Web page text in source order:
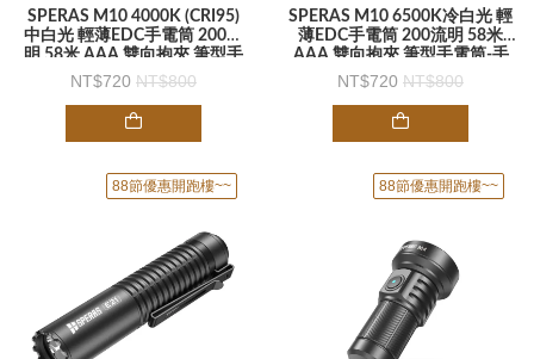
SPERAS M10 4000K (CRI95)
中白光 輕薄EDC手電筒 200流
明 58米 AAA 雙向抱夾 筆型手
電筒-手電筒
720 800
SPERAS M10 6500K冷白光 輕
薄EDC手電筒 200流明 58米
AAA 雙向抱夾 筆型手電筒-手
電筒
720 800
88節優惠開跑樓~~ 88節優惠開跑樓~~